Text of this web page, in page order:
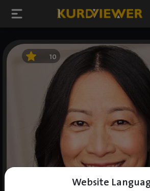
Website
10